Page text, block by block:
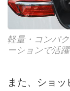
軽量・コンパ
ーションで活躍
また、ショ